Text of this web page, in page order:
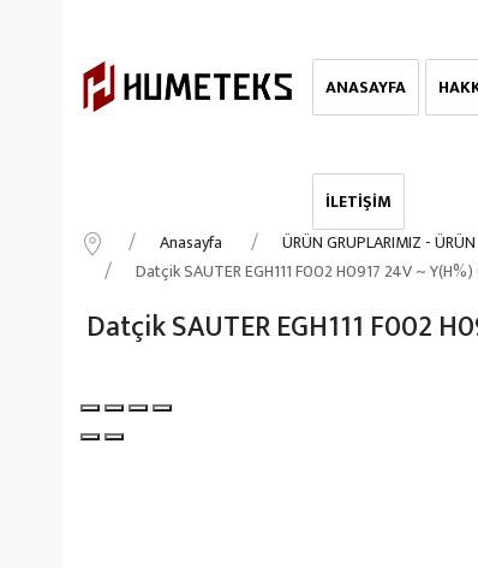
ANASAYFA
İLETİŞİM
Anasayfa ÜRÜN GRUPLARIMIZ -
Datçik SAUTER EGH111 F002 H0917 24V ~
Datçik SAUTER EGH111 F002